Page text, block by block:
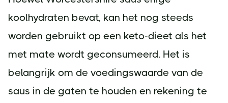
koolhydraten bevat, kan het nog steeds
worden gebruikt op een keto-dieet als het
met mate wordt geconsumeerd. Het is
belangrijk om de voedingswaarde van de
saus in de gaten te houden en rekening te